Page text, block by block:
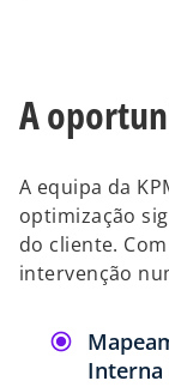
A
A equipa da
optimização
do cliente.
intervenção
Interna